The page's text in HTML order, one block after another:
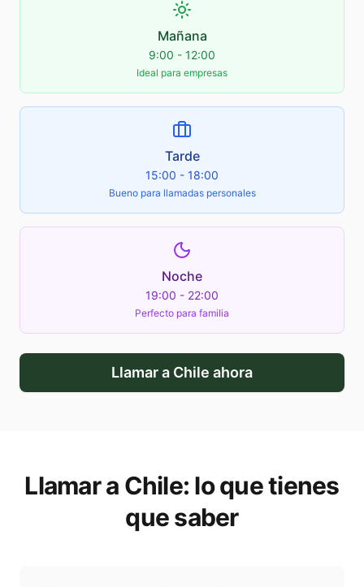
Mañana
9:00 - 12:00
Ideal para empresas
Tarde
15:00 - 18:00
Bueno para llamadas personales
Noche
19:00 - 22:00
Perfecto para familia
Llamar a Chile ahora
Llamar a Chile: lo que tienes
que saber